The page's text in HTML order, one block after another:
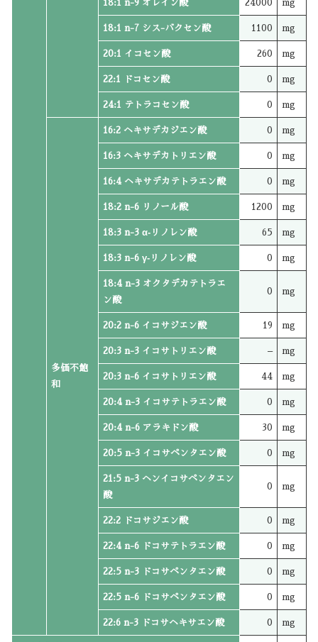
18:1 n-9 オレイン酸 24000 mg
18:1 n-7 シス-バクセン酸 1100 mg
20:1 イコセン酸 260 mg
22:1 ドコセン酸 0 mg
24:1 テトラコセン酸 0 mg
多価不飽
和
16:2 ヘキサデカジエン酸 0 mg
16:3 ヘキサデカトリエン酸 0 mg
16:4 ヘキサデカテトラエン酸 0 mg
18:2 n-6 リノール酸 1200 mg
18:3 n-3 α‐リノレン酸 65 mg
18:3 n-6 γ‐リノレン酸 0 mg
18:4 n-3 オクタデカテトラエ
ン酸
0 mg
20:2 n-6 イコサジエン酸 19 mg
20:3 n-3 イコサトリエン酸 – mg
20:3 n-6 イコサトリエン酸 44 mg
20:4 n-3 イコサテトラエン酸 0 mg
20:4 n-6 アラキドン酸 30 mg
20:5 n-3 イコサペンタエン酸 0 mg
21:5 n-3 ヘンイコサペンタエン
酸
0 mg
22:2 ドコサジエン酸 0 mg
22:4 n-6 ドコサテトラエン酸 0 mg
22:5 n-3 ドコサペンタエン酸 0 mg
22:5 n-6 ドコサペンタエン酸 0 mg
22:6 n-3 ドコサヘキサエン酸 0 mg